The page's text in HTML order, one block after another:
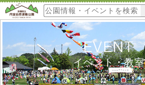
EVENT
イベント・教室